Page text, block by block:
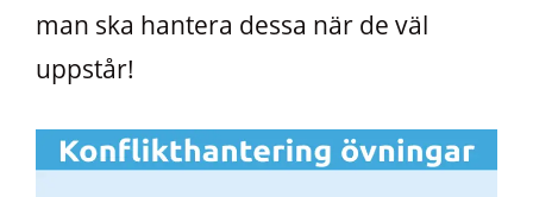
man ska hantera dessa när de väl
uppstår!